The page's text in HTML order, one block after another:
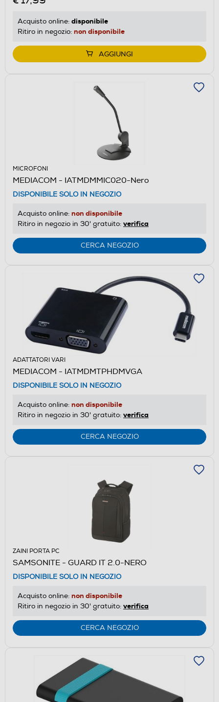
Acquisto online: disponibile
Ritiro in negozio: non disponibile
AGGIUNGI
MICROFONI
MEDIACOM - IATMDMMIC020-Nero
DISPONIBILE SOLO IN NEGOZIO
Acquisto online: non disponibile
Ritiro in negozio in 30' gratuito: verifica
CERCA NEGOZIO
ADATTATORI VARI
MEDIACOM - IATMDMTPHDMVGA
DISPONIBILE SOLO IN NEGOZIO
Acquisto online: non disponibile
Ritiro in negozio in 30' gratuito: verifica
CERCA NEGOZIO
ZAINI PORTA PC
SAMSONITE - GUARD IT 2.0-NERO
DISPONIBILE SOLO IN NEGOZIO
Acquisto online: non disponibile
Ritiro in negozio in 30' gratuito: verifica
CERCA NEGOZIO